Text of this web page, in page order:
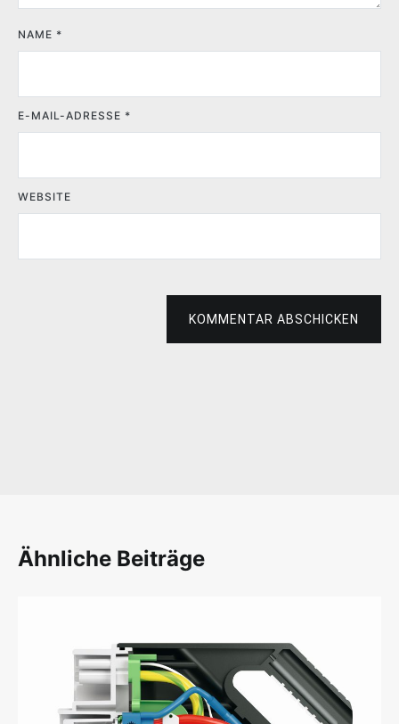
NAME *
E-MAIL-ADRESSE *
WEBSITE
KOMMENTAR ABSCHICKEN
Ähnliche Beiträge